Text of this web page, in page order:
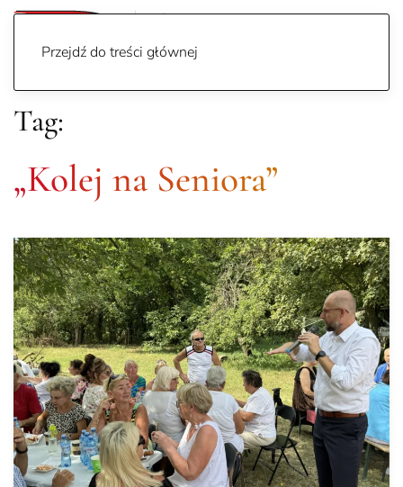
Przejdź do treści głównej
Tag:
„Kolej na Seniora”